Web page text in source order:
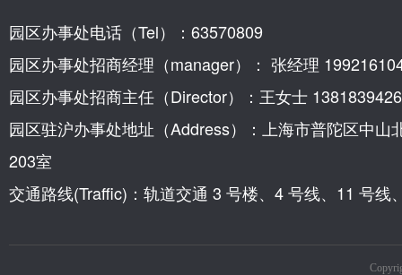
园区办事处电话（Tel）：63570809
园区办事处招商经理（manager）： 张经理
园区办事处招商主任（Director）：王女士
园区驻沪办事处地址（Address）：上海市普陀区中山
203室
交通路线(Traffic)：轨道交通 3 号楼、4 号线、11 号线